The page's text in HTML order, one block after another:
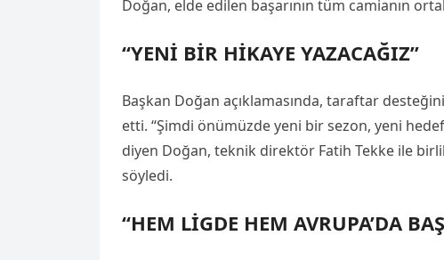
Doğan, elde edilen başarının tüm camianın
“YENİ BİR HİKAYE YAZACAĞIZ”
Başkan Doğan açıklamasında, taraftar
etti. “Şimdi önümüzde yeni bir sezon, yeni
diyen Doğan, teknik direktör Fatih Tekke ile
söyledi.
“HEM LİGDE HEM AVRUPA’DA